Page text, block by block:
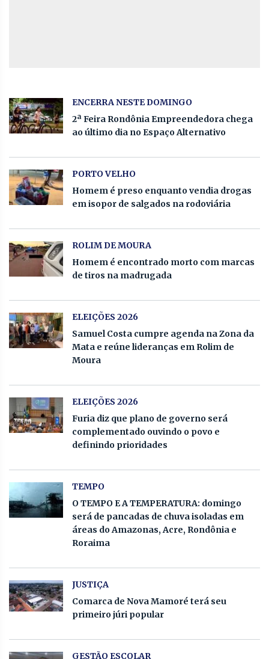
ENCERRA NESTE DOMINGO
2ª Feira Rondônia Empreendedora chega
ao último dia no Espaço Alternativo
PORTO VELHO
Homem é preso enquanto vendia drogas
em isopor de salgados na rodoviária
ROLIM DE MOURA
Homem é encontrado morto com marcas
de tiros na madrugada
ELEIÇÕES 2026
Samuel Costa cumpre agenda na Zona da
Mata e reúne lideranças em Rolim de
Moura
ELEIÇÕES 2026
Furia diz que plano de governo será
complementado ouvindo o povo e
definindo prioridades
TEMPO
O TEMPO E A TEMPERATURA: domingo
será de pancadas de chuva isoladas em
áreas do Amazonas, Acre, Rondônia e
Roraima
JUSTIÇA
Comarca de Nova Mamoré terá seu
primeiro júri popular
GESTÃO ESCOLAR